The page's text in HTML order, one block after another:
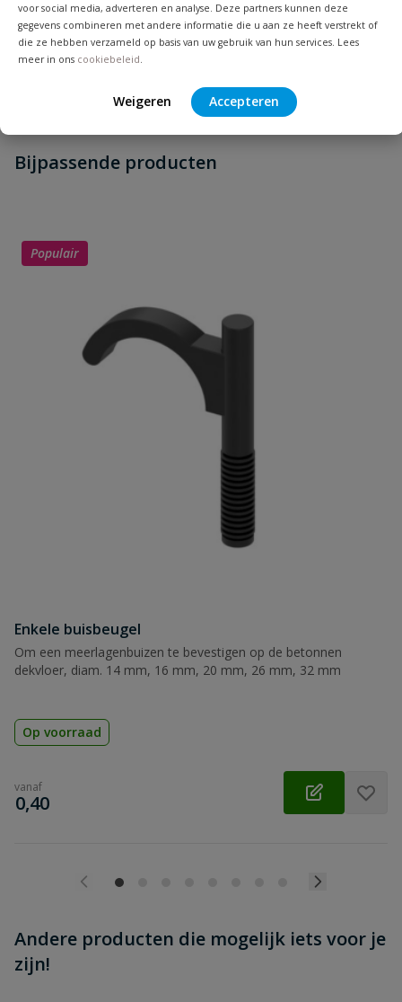
voor social media, adverteren en analyse. Deze partners kunnen deze
gegevens combineren met andere informatie die u aan ze heeft verstrekt of
die ze hebben verzameld op basis van uw gebruik van hun services. Lees
meer in ons cookiebeleid.
Weigeren Accepteren
Vraag en antwoord
Heb je zelf ook een vraag over
dit product?
Schrijf zelf een beoordeling
Uw waardering:
Beoordeling versturen
Bijpassende producten
Populair
Enkele buisbeugel
Om een meerlagenbuizen te bevestigen op de betonnen
dekvloer, diam. 14 mm, 16 mm, 20 mm, 26 mm, 32 mm
Op voorraad
vanaf
€
0,40
Andere producten die mogelijk iets voor je
zijn!